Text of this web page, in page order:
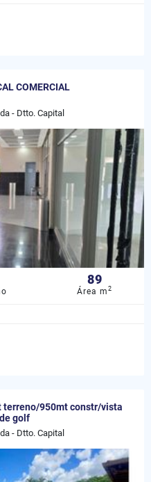
COMERCIAL
- Dtto. Capital
89
Área m2
950mt constr/vista
golf
- Dtto. Capital